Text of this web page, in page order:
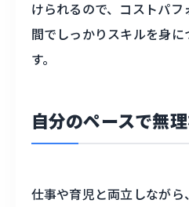
けられるので、コストパ
間でしっかりスキルを身
す。
自分のペースで無
仕事や育児と両立しながら